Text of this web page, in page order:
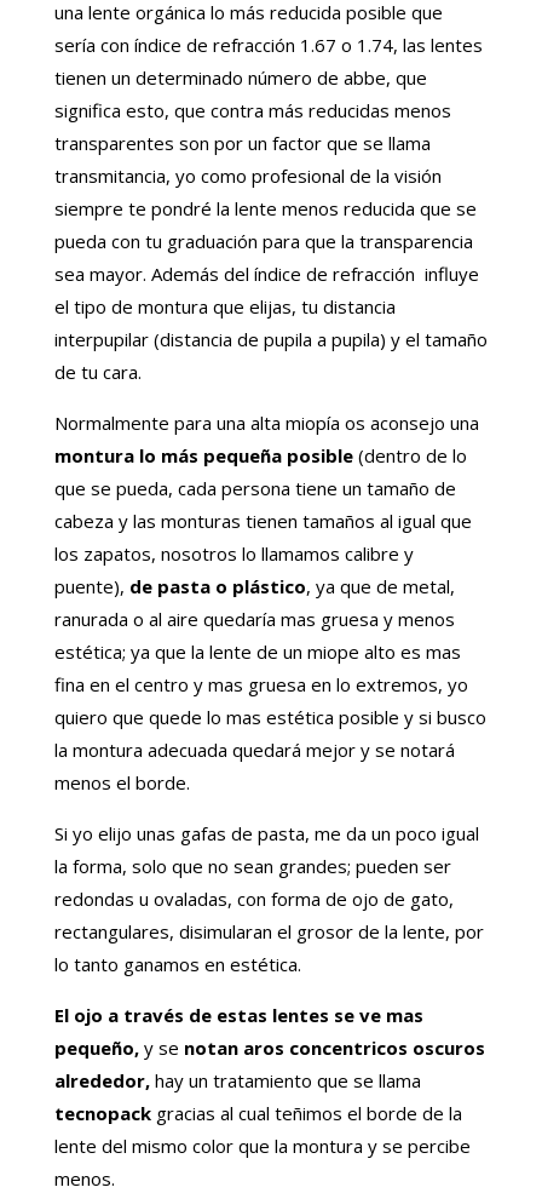
una lente orgánica lo más reducida posible que
sería con índice de refracción 1.67 o 1.74, las lentes
tienen un determinado número de abbe, que
significa esto, que contra más reducidas menos
transparentes son por un factor que se llama
transmitancia, yo como profesional de la visión
siempre te pondré la lente menos reducida que se
pueda con tu graduación para que la transparencia
sea mayor. Además del índice de refracción influye
el tipo de montura que elijas, tu distancia
interpupilar (distancia de pupila a pupila) y el tamaño
de tu cara.
Normalmente para una alta miopía os aconsejo una
montura lo más pequeña posible(dentro de lo
que se pueda, cada persona tiene un tamaño de
cabeza y las monturas tienen tamaños al igual que
los zapatos, nosotros lo llamamos calibre y
puente), de pasta o plástico, ya que de metal,
ranurada o al aire quedaría mas gruesa y menos
estética; ya que la lente de un miope alto es mas
fina en el centro y mas gruesa en lo extremos, yo
quiero que quede lo mas estética posible y si busco
la montura adecuada quedará mejor y se notará
menos el borde.
Si yo elijo unas gafas de pasta, me da un poco igual
la forma, solo que no sean grandes; pueden ser
redondas u ovaladas, con forma de ojo de gato,
rectangulares, disimularan el grosor de la lente, por
lo tanto ganamos en estética.
El ojo a través de estas lentes se ve mas
pequeño,y se notan aros concentricos oscuros
alrededor,hay un tratamiento que se llama
tecnopackgracias al cual teñimos el borde de la
lente del mismo color que la montura y se percibe
menos.